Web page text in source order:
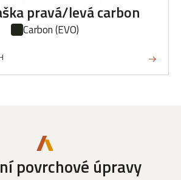
pravá/levá carbon
Carbon(EVO)
povrchové úpravy